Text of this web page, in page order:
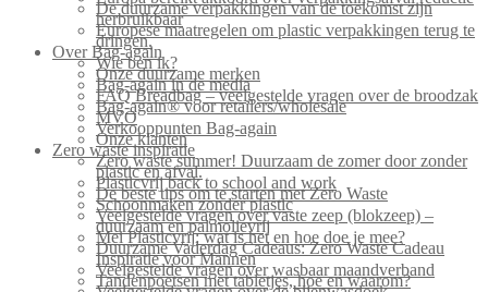
De duurzame verpakkingen van de toekomst zijn
herbruikbaar
Europese maatregelen om plastic verpakkingen terug te
dringen.
Over Bag-again
Wie ben ik?
Onze duurzame merken
Bag-again in de media
FAQ Breadbag – veelgestelde vragen over de broodzak
Bag-again® voor retailers/wholesale
MVO
Verkooppunten Bag-again
Onze klanten
Zero waste inspiratie
Zero waste summer! Duurzaam de zomer door zonder
plastic en afval.
Plasticvrij back to school and work
De beste tips om te starten met Zero Waste
Schoonmaken zonder plastic
Veelgestelde vragen over vaste zeep (blokzeep) –
duurzaam en palmolievrij
Mei Plasticvrij: wat is het en hoe doe je mee?
Duurzame Vaderdag Cadeaus: Zero Waste Cadeau
Inspiratie voor Mannen
Veelgestelde vragen over wasbaar maandverband
Tandenpoetsen met tabletjes, hoe en waarom?